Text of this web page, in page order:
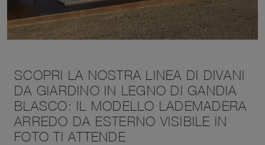
SCOPRI LA NOSTRA LINEA DI DIVANI
DA GIARDINO IN LEGNO DI GANDIA
BLASCO: IL MODELLO LADEMADERA
ARREDO DA ESTERNO VISIBILE IN
FOTO TI ATTENDE